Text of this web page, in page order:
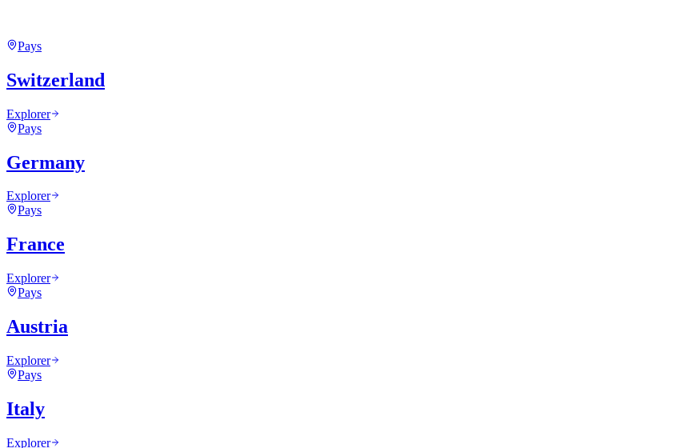
Pays
Switzerland
Explorer
Pays
Germany
Explorer
Pays
France
Explorer
Pays
Austria
Explorer
Pays
Italy
Explorer